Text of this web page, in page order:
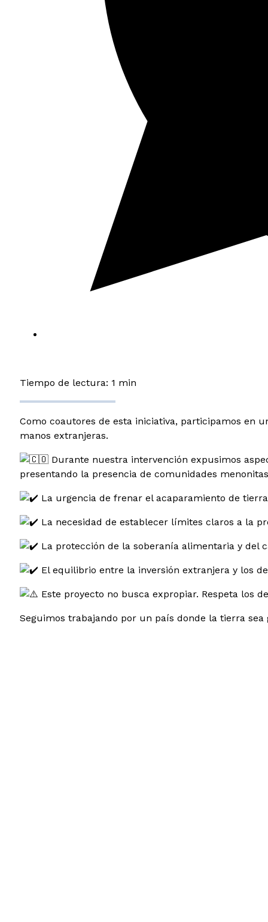
Tiempo de lectura: 1 min
Como coautores de esta iniciativa, participamos en
manos extranjeras.
Durante nuestra intervención expusimos
presentando la presencia de comunidades
La urgencia de frenar el acaparamiento de
La necesidad de establecer límites claros a la
La protección de la soberanía alimentaria y del
El equilibrio entre la inversión extranjera y los
Este proyecto no busca expropiar. Respeta los
Seguimos trabajando por un país donde la tierra